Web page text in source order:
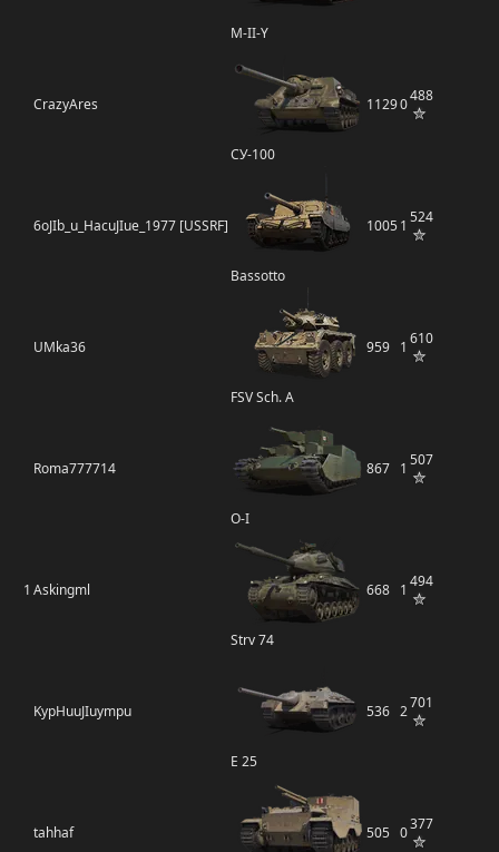
M-II-Y
CrazyAres
СУ-100
11290488
6oJIb_u_HacuJIue_1977 [USSRF]
Bassotto
10051 524
UMka36
FSV Sch. A
959 1 610
Roma777714
O-I
867 1 507
1 Askingml
Strv 74
668 1 494
KypHuuJIuympu
E 25
536 2701
tahhaf 505 0377